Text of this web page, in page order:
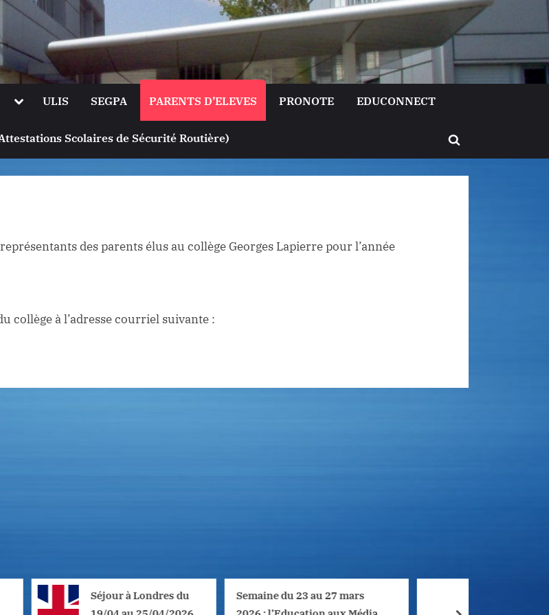
ToggleULIS SEGPA PARENTS D’ELEVES PRONOTE EDUCONNECT
Scolaires de Sécurité Routière)
Toggle
des parents élus au collège Georges Lapierre pour l’année
collège à l’adresse courriel suivante :
Séjour à Londres du
Semaine du 23 au 27 mars